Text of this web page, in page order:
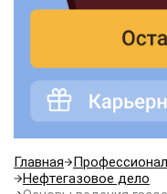
Главная
Нефтегазовое дело